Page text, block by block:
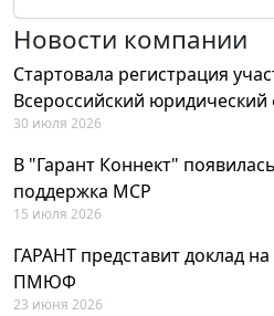
Новости компании
Стартовала регистрация
Всероссийский
30 июля 2026
В "Гарант Коннект"
поддержка MCP
15 июля 2026
ГАРАНТ представит доклад
ПМЮФ
23 июня 2026